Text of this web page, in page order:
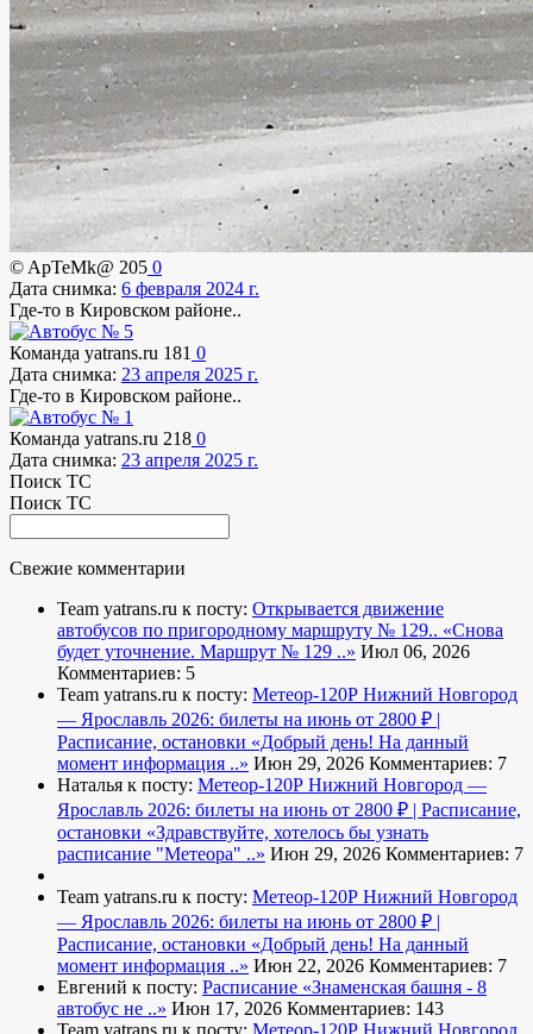
© ApTeMk@ 205 0
Дата снимка: 6 февраля 2024 г.
Где-то в Кировском районе..
Команда yatrans.ru 181 0
Дата снимка: 23 апреля 2025 г.
Где-то в Кировском районе..
Команда yatrans.ru 218 0
Дата снимка: 23 апреля 2025 г.
Поиск ТС
Поиск ТС
Свежие комментарии
Team yatrans.ru к посту: Открывается движение
автобусов по пригородному маршруту № 129.. «Снова
будет уточнение. Маршрут № 129 ..» Июл 06, 2026
Комментариев: 5
Team yatrans.ru к посту: Метеор-120Р Нижний Новгород
— Ярославль 2026: билеты на июнь от 2800 ₽ |
Расписание, остановки «Добрый день! На данный
момент информация ..» Июн 29, 2026 Комментариев: 7
Наталья к посту: Метеор-120Р Нижний Новгород —
Ярославль 2026: билеты на июнь от 2800 ₽ | Расписание,
остановки «Здравствуйте, хотелось бы узнать
расписание "Метеора" ..» Июн 29, 2026 Комментариев: 7
Team yatrans.ru к посту: Метеор-120Р Нижний Новгород
— Ярославль 2026: билеты на июнь от 2800 ₽ |
Расписание, остановки «Добрый день! На данный
момент информация ..» Июн 22, 2026 Комментариев: 7
Евгений к посту: Расписание «Знаменская башня - 8
автобус не ..» Июн 17, 2026 Комментариев: 143
Team yatrans.ru к посту: Метеор-120Р Нижний Новгород